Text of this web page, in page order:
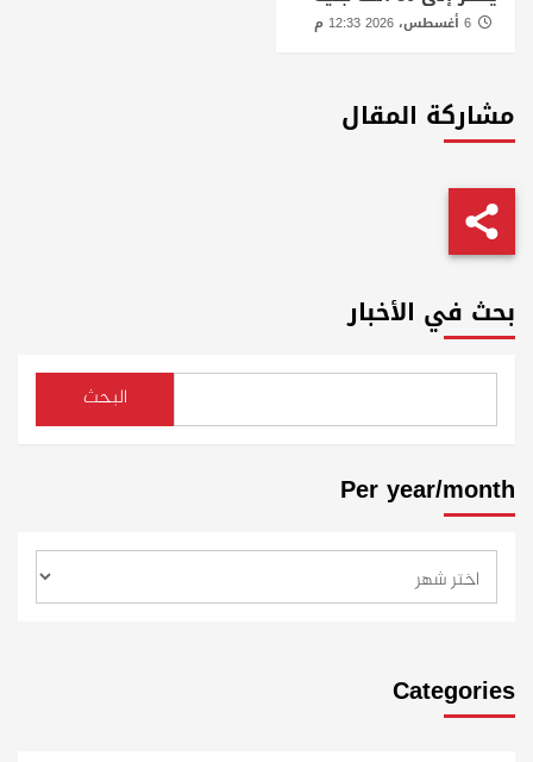
مشاركة المقال
بحث في الأخبار
البحث
Per year/month
Categories